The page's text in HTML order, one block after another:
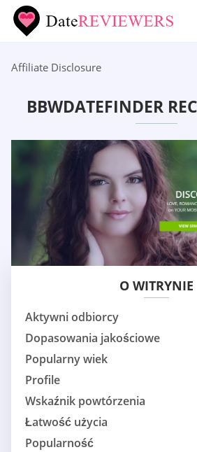
Affiliate Disclosure
BBWDATEFINDER
O WITRYNIE
Aktywni odbiorcy
Dopasowania jakościowe
Popularny wiek
Profile
Wskaźnik powtórzenia
Łatwość użycia
Popularność